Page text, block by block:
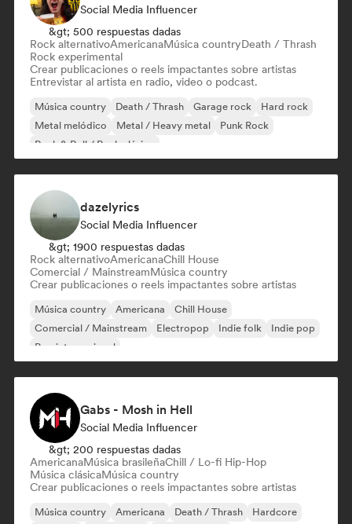
Social Media Influencer
&gt; 500 respuestas dadas
Rock alternativoAmericanaMúsica countryDeath / Thrash
Rock experimental
Crear publicaciones o reels impactantes sobre artistas
Entrevistar al artista en radio, video o podcast.
Música country Death / Thrash Garage rock
Hard rock
Metal melódico
Metal / Heavy metal
Punk Rock
Rock & Roll / Rock clásico
dazelyrics
Social Media Influencer
&gt; 1900 respuestas dadas
Rock alternativoAmericanaChill House
Comercial / MainstreamMúsica country
Crear publicaciones o reels impactantes sobre artistas
Música country Americana
Chill House
Comercial / Mainstream
Electropop Indie folk
Indie pop
Pop internacional
Gabs - Mosh in Hell
Social Media Influencer
&gt; 200 respuestas dadas
AmericanaMúsica brasileñaChill / Lo-fi Hip-Hop
Música clásicaMúsica country
Crear publicaciones o reels impactantes sobre artistas
Música country Americana Death / Thrash
Hardcore